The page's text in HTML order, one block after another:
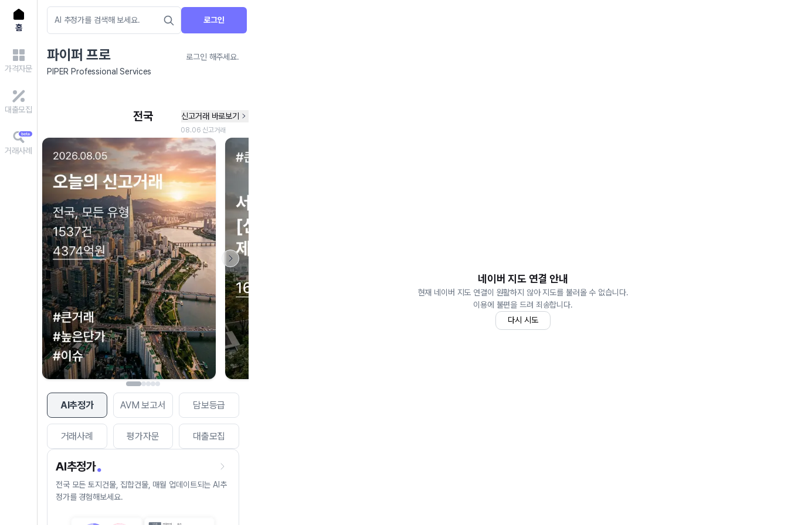
홈
가격자문
대출모집
거래사례
로그인
파이퍼 프로
로그인 해주세요.
PIPER Professional Services
AI추정가 AVM 보고서 담보등급
거래사례 평가자문 대출모집
AI추정가
전국 모든 토지건물, 집합건물, 매월 업데이트되는 AI추
정가를 경험해보세요.
네이버 지도 연결 안내
현재 네이버 지도 연결이 원활하지 않아 지도를 불러올 수 없습니다.
이용에 불편을 드려 죄송합니다.
다시 시도